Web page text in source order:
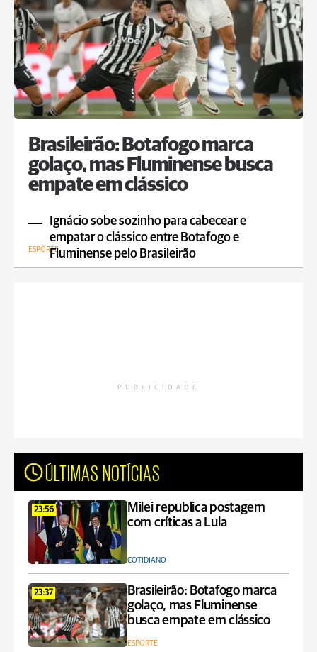
Brasileirão: Botafogo marca
golaço, mas Fluminense busca
empate em clássico
Ignácio sobe sozinho para cabecear e
empatar o clássico entre Botafogo e
Fluminense pelo Brasileirão
ESPORTE
PUBLICIDADE
ÚLTIMAS NOTÍCIAS
23:56
Milei republica postagem
com críticas a Lula
COTIDIANO
23:37
Brasileirão: Botafogo marca
golaço, mas Fluminense
busca empate em clássico
ESPORTE